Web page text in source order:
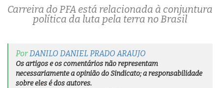
Carreira do PFA está relacionada à conjuntura
política da luta pela terra no Brasil
Por DANILO DANIEL PRADO ARAUJO
Os artigos e os comentários não representam
necessariamente a opinião do Sindicato; a responsabilidade
sobre eles é dos autores.